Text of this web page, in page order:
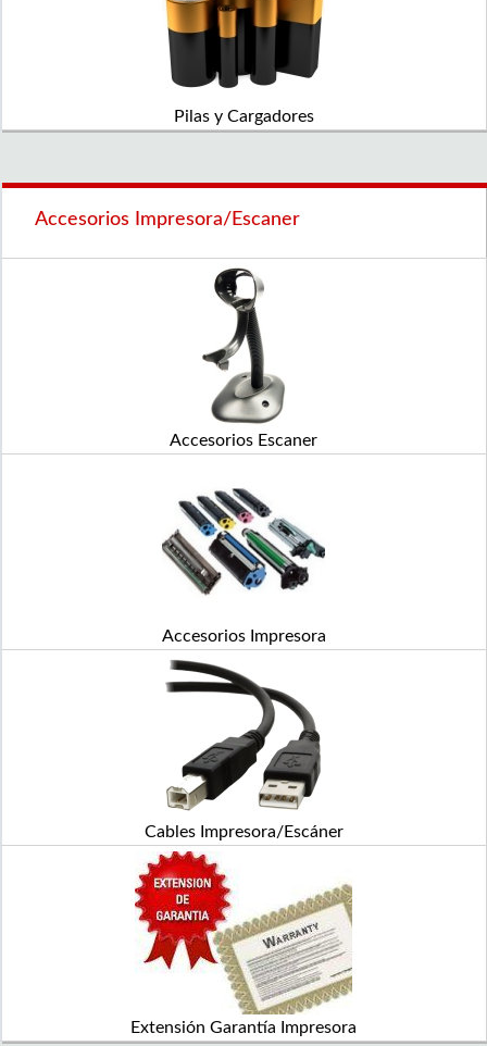
Pilas y Cargadores
Accesorios Impresora/Escaner
Accesorios Escaner
Accesorios Impresora
Cables Impresora/Escáner
Extensión Garantía Impresora